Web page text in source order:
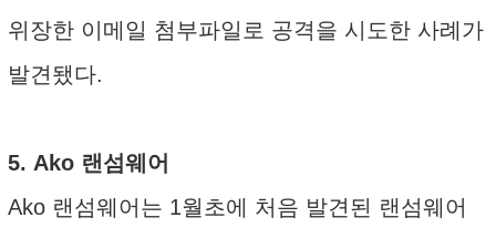
위장한 이메일 첨부파일로 공격을 시도한 사례가
발견됐다.
5. Ako 랜섬웨어
Ako 랜섬웨어는 1월초에 처음 발견된 랜섬웨어